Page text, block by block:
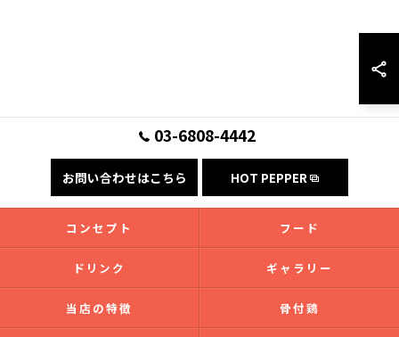
03-6808-4442
お問い合わせはこちら HOT PEPPER
コンセプト フード
ドリンク ギャラリー
当店の特徴 骨付鶏